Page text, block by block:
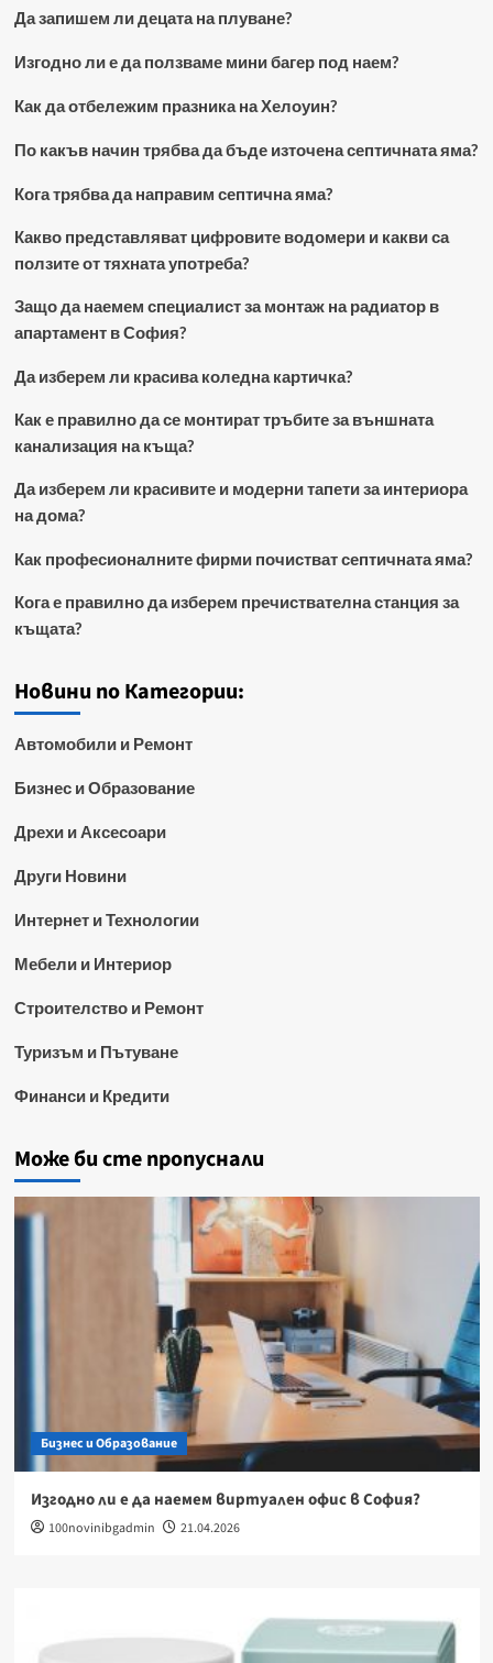
Да запишем ли децата на плуване?
Изгодно ли е да ползваме мини багер под наем?
Как да отбележим празника на Хелоуин?
По какъв начин трябва да бъде източена септичната яма?
Кога трябва да направим септична яма?
Какво представляват цифровите водомери и какви са
ползите от тяхната употреба?
Защо да наемем специалист за монтаж на радиатор в
апартамент в София?
Да изберем ли красива коледна картичка?
Как е правилно да се монтират тръбите за външната
канализация на къща?
Да изберем ли красивите и модерни тапети за интериора
на дома?
Как професионалните фирми почистват септичната яма?
Кога е правилно да изберем пречиствателна станция за
къщата?
Новини по Категории:
Автомобили и Ремонт
Бизнес и Образование
Дрехи и Аксесоари
Други Новини
Интернет и Технологии
Мебели и Интериор
Строителство и Ремонт
Туризъм и Пътуване
Финанси и Кредити
Може би сте пропуснали
Бизнес и Образование
Изгодно ли е да наемем виртуален офис в София?
100novinibgadmin 21.04.2026